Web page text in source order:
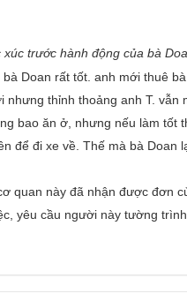
trước hành động của bà
Doan rất tốt. anh mới thuê
nhưng thỉnh thoảng anh T. vẫn
bao ăn ở, nhưng nếu làm tốt
để đi xe về. Thế mà bà Doan
quan này đã nhận được đơn
yêu cầu người này tường trình